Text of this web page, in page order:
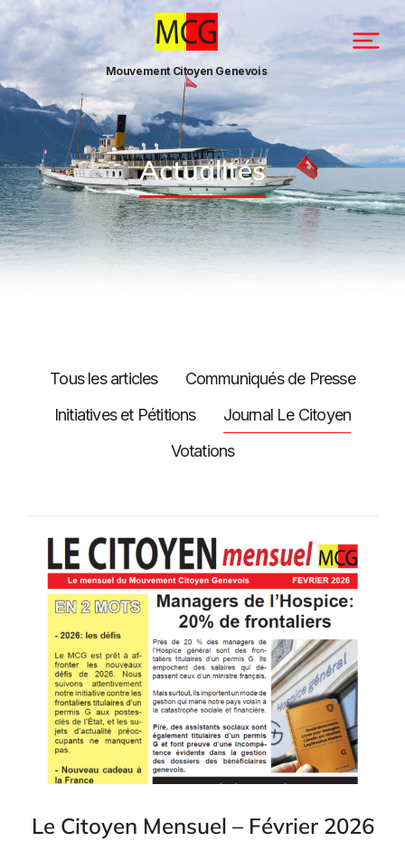
Mouvement Citoyen Genevois
Actualités
Tous les articles
Communiqués de Presse
Initiatives et Pétitions
Journal Le Citoyen
Votations
Le Citoyen Mensuel – Février 2026